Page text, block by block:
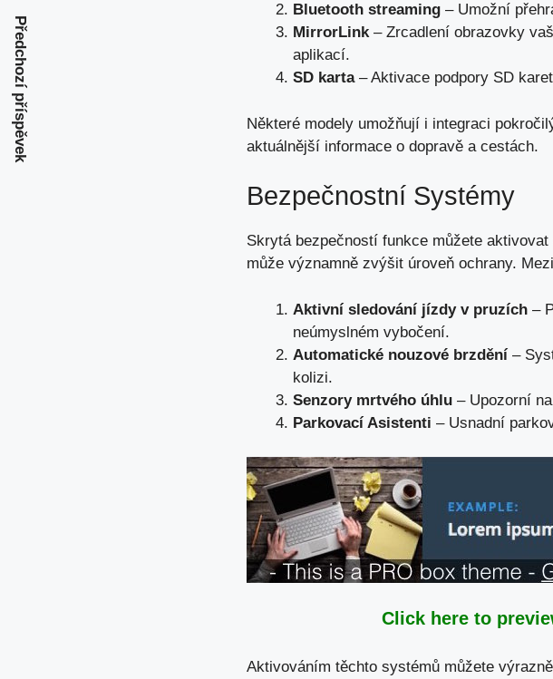
Bluetooth streaming – Umožní
MirrorLink– Zrcadlení obrazovky
aplikací.
SD karta– Aktivace podpory SD
Některé modely umožňují i integraci
aktuálnější informace o dopravě a cestách.
Bezpečnostní Systémy
Skrytá bezpečností funkce můžete
může významně zvýšit úroveň ochrany.
Aktivní sledování jízdy v pruzích –
neúmyslném vybočení.
Automatické nouzové brzdění –
kolizi.
Senzory mrtvého úhlu – Upozorní
Parkovací Asistenti – Usnadní
Click here to
Aktivováním těchto systémů můžete
Předchozí příspěvek